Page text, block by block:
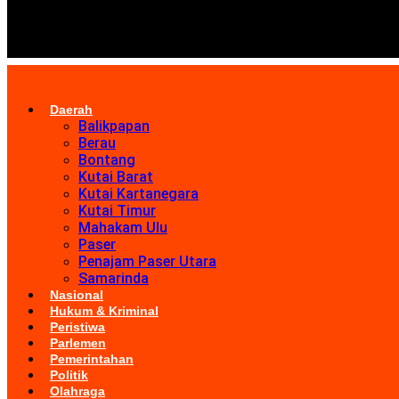
Daerah
Balikpapan
Berau
Bontang
Kutai Barat
Kutai Kartanegara
Kutai Timur
Mahakam Ulu
Paser
Penajam Paser Utara
Samarinda
Nasional
Hukum & Kriminal
Peristiwa
Parlemen
Pemerintahan
Politik
Olahraga